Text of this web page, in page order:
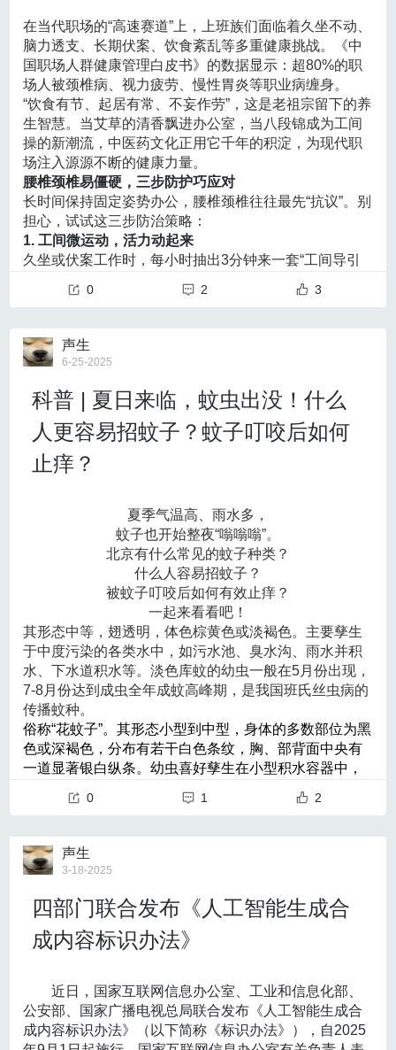
实现烟雾病从诊断、治疗到随访的全程综合管理。
05. 聚焦临床“难点情境”，提供操作性强的实践建议
本《指南》特别针对临床实践中一系列关键决策情境进
行了系统梳理与规范化表述，包括急性/亚急性卒中后血运重
建的时机选择，不同临床表型下直接、间接及联合血运重建
术式的取舍，术后高灌注综合征及新发缺血事件的预防与处
理策略，以及无症状、单侧病变、高龄、妊娠和后循环受累
等特殊人群的干预指征和管理方案。
针对上述情境，《指南》均提出相应的推荐意见及证据
等级，并明确列出潜在获益与风险提示，从而形成分场景、
可操作的实践路径，便于临床医师在复杂情境下实现规范化
同时兼顾个体化的临床决策。
1、流行病学与病理特征
我国烟雾病流行病学现状
近年基于国家住院质量监测系统等全国性住院数据库的
研究，首次较为全面地刻画了我国烟雾病的流行病学现状：
儿童发病率明显低于成人，成人发病高峰集中在45~54
岁；与日本、韩国以女性发病为主的特点不同，我国男女发
病比例接近1:1。省级层面呈现明显的“聚集型”空间分布：华
中、华东部分省份（如江西、河南以及安徽等）标准化发病
率较高，而西部地区较低。
建议考虑筛查的高危人群
《指南》明确指出，具有烟雾病家族史（≥2名一级亲
属）的人群，以及父母一方或双方患烟雾病的婴幼儿，是目
前证据相对充足的遗传高危人群，建议在合适年龄阶段采用
TCD或MRA进行脑血管筛查。
对于已确诊患儿，有条件时应反向及时评估其父母，避
助于我们识别发病年龄更早、病情更重的家族型患者，使手
高危婴幼儿的筛查建议
对于携带家族史的婴幼儿，可在适当年龄阶段进行筛
RA；若有可疑脑卒中症状或TIA表现，应尽快完善脑血管影
像学进行评估。
2. 诊断标准与影像学评估
件，一旦与南下的冷空气在北方地区交汇，就会形成持
续时间长、降水强度大的降雨。与此同时，在副热带高
压北部边缘的西风带短波槽等天气系统活动较为频繁。
上述因素叠加，导致华北、内蒙古等地降水异常偏多。
下雨时人们感到又闷又湿，是因为北方地区下起了
暖区暴雨， 而暖区暴雨一般多出现在南方。暖区，是指
不受明显冷空气或锋面直接影响、由暖湿气流主导的区
域，发生在暖区的强降水天气被称为暖区暴雨。今年副
热带高压提早北抬，将南方的暖区暴雨带到了北方。
副热带高压提早北抬，是北方气候暖湿加重导致的
吗？今年副热带高压提早北抬的原因较为复杂，但是气
候学界明确认为，全球变暖与副热带高压的偏北移动存
在密切关系。学界认为，赤道地区气流上升后向两极流
动，由于地转偏向力的作用，在副热带下沉支（被称
为“哈德莱环流”）形成副热带高压系统。全球气候变暖导
致热带对流层增暖更显著，气流上升变得强劲，哈德莱
环流就会向极地方向更远的地区“飘去”，推动了副热带高
压向北移。这是学界推测的原因之一，具体原因还需要
考虑副热带高压的动力学机制及海陆热力差异、区域气
候（包括区域季风变化）影响等。因此，可以说，在全
球气候变化大背景下，北方地区出现了暖湿趋势，但要
说北方气候已经变得“南方化”“暖湿化”还为时过早，仍
需进一步研究。
当前，全球气候变暖不断加剧，极端气候事件变得
织发布的一份报告显示，与天气、气候或水患有关的灾
害数量在50年间增加了5倍。我国是全球气候变化的敏感
区和影响显著区，增暖速率高于同期全球平均水平，极
端天气气候事件趋多、趋强。2024年，中国气候风险指
数为1961年以来最高，其中雨涝风险和高温风险尤为突
极端天气气候事件是指天气（气候）的状态严重偏
离其平均态，在统计意义上属于不易发生的事件，包括
极端高温、持续性干旱、强降水、暴风雪、超强热带气
旋等。极端天气气候事件变得常态化发生，这对于我国
尤其是生态较为脆弱的北方地区来说，意味着需要面对
更加频繁的极端性、突发性、跨地域、反季节、难预
测、复合性破坏等风险。
从应对措施来看，当前紧迫的是面对每一次极端天
气过程，必须贯彻政府主导、预警先行、部门联动、社
会参与的气象防灾减灾工作机制。首先要做好风险普
查、风险动态监测、预报、预警；其次要做好重点防御
地点应急准备、防灾减灾培训和演练，科普相关知识；
还要努力减少人员、财产在风险下的暴露度，预警发出
后，及时转移影响区人员，公众在野外要避开高风险地
区，并减少外出。
研究认为，现代极端气候事件是自然变率与人类活
动共同作用的结果。从可持续发展角度来看，应对气候
变化，全社会需要积极落实减缓和适应措施，两者并
大程度降低风险。联合国发起了全民早期预警倡议，旨
在确保到2027年，地球上的每个人都能受到早期预警系
统保护，免遭灾害性天气、水或气候事件的侵害。我国
在当代职场的“高速赛道”上，上班族们面临着久坐不动、
脑力透支、长期伏案、饮食紊乱等多重健康挑战。《中
国职场人群健康管理白皮书》的数据显示：超80%的职
场人被颈椎病、视力疲劳、慢性胃炎等职业病缠身。
“饮食有节、起居有常、不妄作劳”，这是老祖宗留下的养
生智慧。当艾草的清香飘进办公室，当八段锦成为工间
操的新潮流，中医药文化正用它千年的积淀，为现代职
场注入源源不断的健康力量。
腰椎颈椎易僵硬，三步防护巧应对
长时间保持固定姿势办公，腰椎颈椎往往最先“抗议”。别
担心，试试这三步防治策略：
1. 工间微运动，活力动起来
久坐或伏案工作时，每小时抽出3分钟来一套“工间导引
让颈肩彻底放松，“双手托天理三焦”（第一式）拉伸脊
2. 穴位刺激法，按下疼痛暂停键
觉得颈椎酸痛？按压后溪穴（握拳时掌纹末端凸起
（第二腰椎棘突下）是个不错的选择。
3. 药枕外治法，睡眠中养护颈肩
把艾叶、菊花、决明子等装入枕头，睡觉时药气慢慢渗
透，不知不觉就能舒缓颈部肌肉紧张，让你在睡梦中也
能养护颈椎。
在这个离不开电子屏幕的时代，眼睛常常疲惫不堪。试
试中医的“护眼四重奏”：
1. 经络按摩，唤醒眼部活力
每日晨起，按揉睛明穴（内眼角）、太阳穴（颞部凹陷
处）各50次，再配合刮拭肝经（从大腿根部至膝盖内
侧），让经络畅通，眼部更轻松。
2. 五行色彩疗法，绿色养眼小妙招
办公间隙，多看看绿色植物。根据中医五行理论，“青入
肝”，绿色能有效调节视觉疲劳，让眼睛得到放松。
3. 子午流注调理法，睡眠修复眼功能
晚间11点前一定要入睡，顺应肝胆经的运行时辰，让身
体在睡眠中修复眼功能，第二天醒来眼睛更明亮。
饮食失调伤脾胃，三阶方案来养护
职场人饮食不规律，胃常常“闹情绪”。按照这个三阶方
1. 早餐黄金期，养胃正当时
糕。记住，千万不要空腹喝咖啡，以免刺激胃黏膜。
2. 午餐搭配法则，五色入五脏
萝卜），吃得健康又舒服。
3. 加班宵夜禁忌，温和养护为上
亥时（21-23点）三焦经值班，最好不要进食。
职场压力大，容易焦虑？试试这五种方法，让心情放轻
松：
1. 音乐疗法方，聆听自然之声
午休时听听角调式音乐（属木，入肝），比如《胡笳十
0 2 3
声生
6-25-2025
科普 | 夏日来临，蚊虫出没！什么
人更容易招蚊子？蚊子叮咬后如何
止痒？
夏季气温高、雨水多，
蚊子也开始整夜“嗡嗡嗡”。
北京有什么常见的蚊子种类？
什么人容易招蚊子？
被蚊子叮咬后如何有效止痒？
一起来看看吧！
其形态中等，翅透明，体色棕黄色或淡褐色。主要孳生
于中度污染的各类水中，如污水池、臭水沟、雨水并积
水、下水道积水等。淡色库蚊的幼虫一般在5月份出现，
7-8月份达到成虫全年成蚊高峰期，是我国班氏丝虫病的
传播蚊种。
俗称“花蚊子”。其形态小型到中型，身体的多数部位为黑
色或深褐色，分布有若干白色条纹，胸、部背面中央有
一道显著银白纵条。幼虫喜好孳生在小型积水容器中，
缸、花盆托中。白纹伊蚊在北京的叮人高峰期为上午6-8
革热的蚊种。
咬人是不挑血型的，爱出汗、新陈代谢快、汗腺发达的
人相对来说更容易被蚊子咬。
那么哪些人群更容易被蚊子“盯上”？
蚊子只能看到距离眼前10米左右的物体，头顶上的两个
化学感受器能帮蚊子感受周边二氧化碳的浓度，因此它
们更喜欢二氧化碳浓度高的地方。有一部分人呼出的气
体中，二氧化碳浓度较高，会比较容易招蚊子。
0 1 2
声生
3-18-2025
四部门联合发布《人工智能生成合
成内容标识办法》
近日，国家互联网信息办公室、工业和信息化部、
公安部、国家广播电视总局联合发布《人工智能生成合
成内容标识办法》（以下简称《标识办法》），自2025